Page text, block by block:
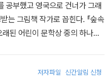
공부했고 영국으로 건너가 그래
는 그림책 작가로 꼽힌다. 『숲속
된 어린이 문학상 중의 하나인
이와 고래의 모험』 등에 그림을
저자파일 신간알림 신청